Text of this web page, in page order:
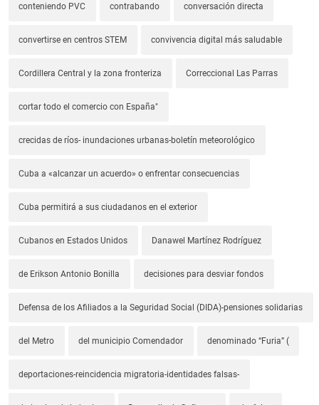
conteniendo PVC contrabando conversación directa
convertirse en centros STEM convivencia digital más saludable
Cordillera Central y la zona fronteriza Correccional Las Parras
cortar todo el comercio con España"
crecidas de ríos- inundaciones urbanas-boletín meteorológico
Cuba a «alcanzar un acuerdo» o enfrentar consecuencias
Cuba permitirá a sus ciudadanos en el exterior
Cubanos en Estados Unidos Danawel Martínez Rodríguez
de Erikson Antonio Bonilla decisiones para desviar fondos
Defensa de los Afiliados a la Seguridad Social (DIDA)-pensiones solidarias
del Metro del municipio Comendador denominado “Furia” (
deportaciones-reincidencia migratoria-identidades falsas-